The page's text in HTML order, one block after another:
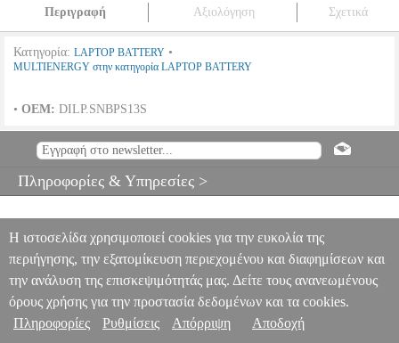
Περιγραφή Αξιολόγηση Σχετικά
Κατηγορία: LAPTOP BATTERY •
MULTIENERGY στην κατηγορία LAPTOP BATTERY
• OEM: DILP.SNBPS13S
VGP-BPS13 SILVER ANA.MLE0454
ANA.MLE0454
Κατηγορία: LAPTOP BATTERY •MULTIENERGY στην κατηγορία
ΣΥΜΒΑΤΗ ΜΠΑΤΑΡΙΑ ΓΙΑ LAPTOP SONY VGP-BPS13
SILVER
Πληροφορίες & Υπηρεσίες >
Η ιστοσελίδα χρησιμοποιεί cookies για την ευκολία της
περιήγησης, την εξατομίκευση περιεχομένου και διαφημίσεων και
την ανάλυση της επισκεψιμότητάς μας. Δείτε τους ανανεωμένους
όρους χρήσης για την προστασία δεδομένων και τα cookies.
Πληροφορίες
Ρυθμίσεις Απόρριψη Αποδοχή